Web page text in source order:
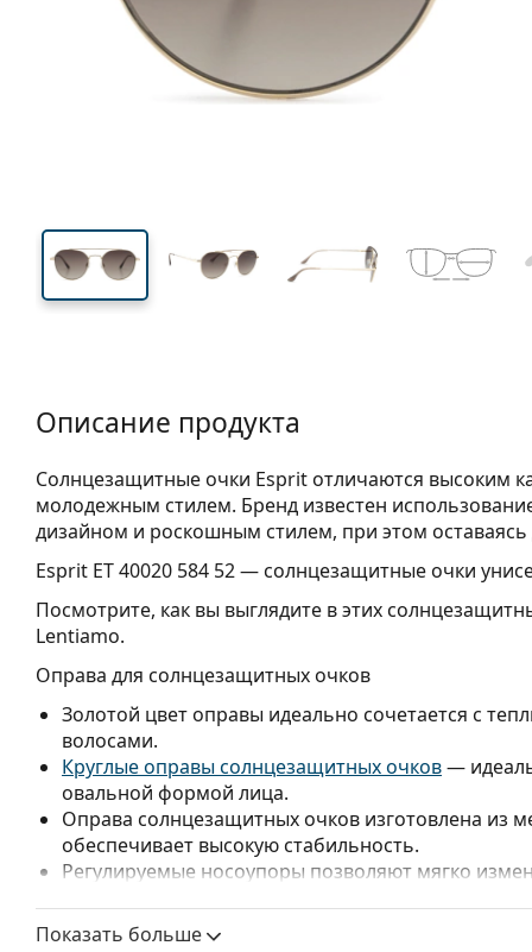
44 mm
Высота линзы Ширина линзы
Описание продукта
Солнцезащитные очки Esprit отличаются высоким
молодежным стилем. Бренд известен
дизайном и роскошным стилем, при этом
Esprit ET 40020 584 52— солнцезащитные очки
Посмотрите, как вы выглядите в этих
Lentiamo.
Оправа для солнцезащитных очков
Золотой цвет оправы идеально сочетается с
волосами.
Круглые оправы солнцезащитных очков—
овальной формой лица.
Оправа солнцезащитных очков изготовлена из
обеспечивает высокую стабильность.
Регулируемые носоупоры позволяют мягко
чтобы предотвратить повреждение или поломку.
Показать больше